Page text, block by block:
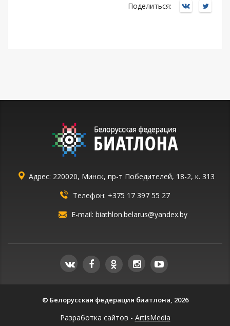
Поделиться:
Адрес: 220020, Минск, пр-т Победителей, 18-2, к. 313
Телефон: +375 17 397 55 27
E-mail: biathlon.belarus@yandex.by
Разработка сайтов - ArtisMedia
© Белорусская федерация биатлона, 2026